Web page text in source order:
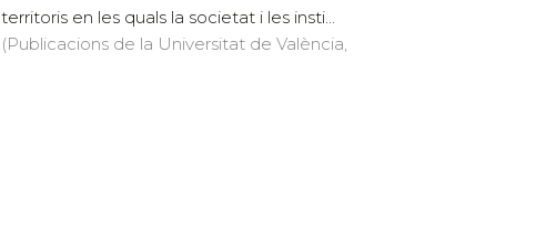
territoris en les quals la societat i les insti...
(Publicacions de la Universitat de València,